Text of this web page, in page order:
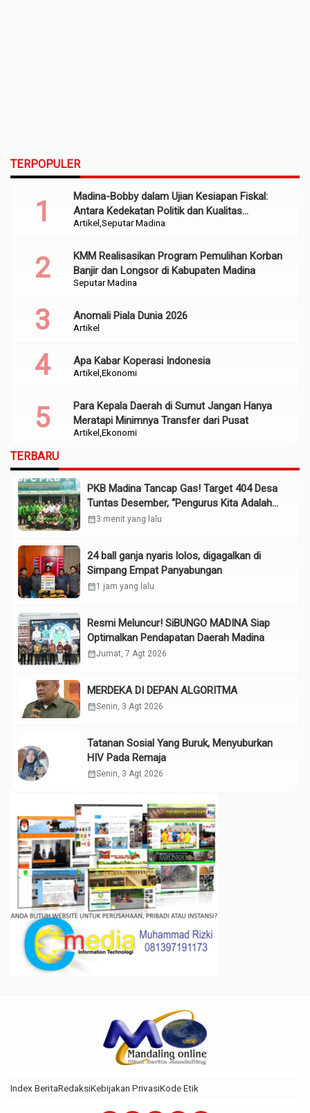
TERPOPULER
Artikel Seputar Madina
Madina-Bobby dalam Ujian Kesiapan Fiskal:
Antara Kedekatan Politik dan Kualitas
Perencanaan
Seputar Madina
KMM Realisasikan Program Pemulihan Korban
Banjir dan Longsor di Kabupaten Madina
Artikel
Anomali Piala Dunia 2026
Artikel Ekonomi
Apa Kabar Koperasi Indonesia
Artikel Ekonomi
Para Kepala Daerah di Sumut Jangan Hanya
Meratapi Minimnya Transfer dari Pusat
TERBARU
PKB Madina Tancap Gas! Target 404 Desa
Tuntas Desember, “Pengurus Kita Adalah
Tokoh”
calendar_month3 menit yang lalu
24 ball ganja nyaris lolos, digagalkan di
Simpang Empat Panyabungan
calendar_month1 jam yang lalu
Resmi Meluncur! SiBUNGO MADINA Siap
Optimalkan Pendapatan Daerah Madina
calendar_monthJumat, 7 Agt 2026
MERDEKA DI DEPAN ALGORITMA
calendar_monthSenin, 3 Agt 2026
Tatanan Sosial Yang Buruk, Menyuburkan
HIV Pada Remaja
calendar_monthSenin, 3 Agt 2026
Index BeritaRedaksiKebijakan PrivasiKode Etik